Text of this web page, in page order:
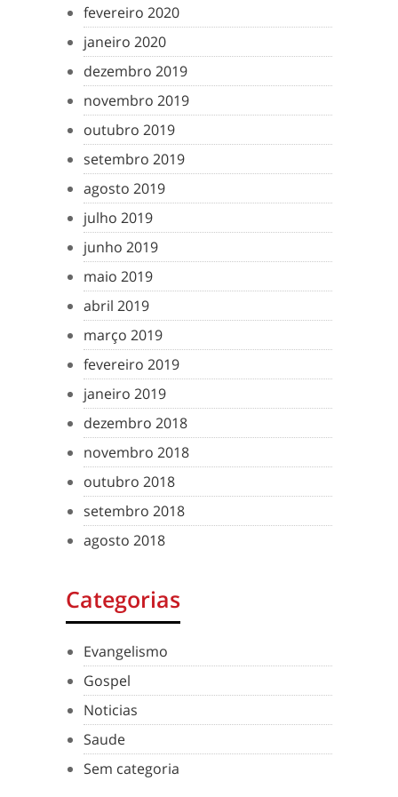
fevereiro 2020
janeiro 2020
dezembro 2019
novembro 2019
outubro 2019
setembro 2019
agosto 2019
julho 2019
junho 2019
maio 2019
abril 2019
março 2019
fevereiro 2019
janeiro 2019
dezembro 2018
novembro 2018
outubro 2018
setembro 2018
agosto 2018
Categorias
Evangelismo
Gospel
Noticias
Saude
Sem categoria